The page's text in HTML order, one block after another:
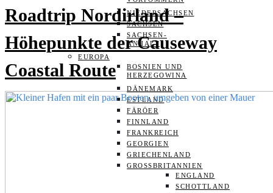
NIEDERSACHSEN
SACHSEN
SACHSEN-
ANHALT
EUROPA
BOSNIEN UND
HERZEGOWINA
DÄNEMARK
ESTLAND
FÄRÖER
FINNLAND
FRANKREICH
GEORGIEN
GRIECHENLAND
GROSSBRITANNIEN
ENGLAND
SCHOTTLAND
Roadtrip Nordirland –
Höhepunkte der Causeway
Coastal Route